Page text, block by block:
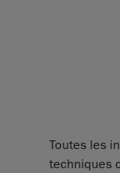
Toutes les
techniques